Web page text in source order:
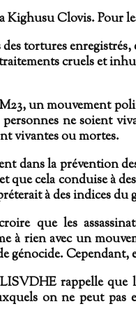
Kighusu Clovis. Pour
tortures
cruels et
un mouvement
ne soient
vivantes ou mortes.
dans la prévention
cela conduise à
à des indices du
que les
à rien avec un
génocide. Cependant,
rappelle
on ne peut pas